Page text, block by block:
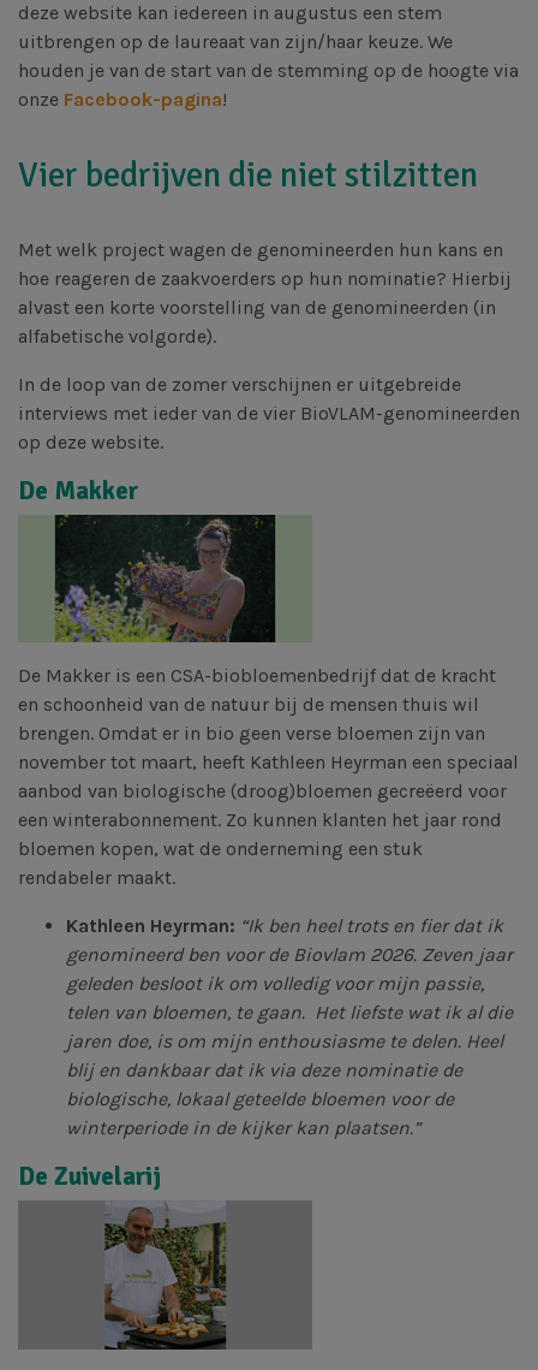
deze website kan iedereen in augustus een stem
uitbrengen op de laureaat van zijn/haar keuze. We
houden je van de start van de stemming op de hoogte via
onze Facebook-pagina!
Vier bedrijven die niet stilzitten
Met welk project wagen de genomineerden hun kans en
hoe reageren de zaakvoerders op hun nominatie? Hierbij
alvast een korte voorstelling van de genomineerden (in
alfabetische volgorde).
In de loop van de zomer verschijnen er uitgebreide
interviews met ieder van de vier BioVLAM-genomineerden
op deze website.
De Makker
De Makker is een CSA-biobloemenbedrijf dat de kracht
en schoonheid van de natuur bij de mensen thuis wil
brengen. Omdat er in bio geen verse bloemen zijn van
november tot maart, heeft Kathleen Heyrman een speciaal
aanbod van biologische (droog)bloemen gecreëerd voor
een winterabonnement. Zo kunnen klanten het jaar rond
bloemen kopen, wat de onderneming een stuk
rendabeler maakt.
Kathleen Heyrman: “Ik ben heel trots en fier dat ik
genomineerd ben voor de Biovlam 2026. Zeven jaar
geleden besloot ik om volledig voor mijn passie,
telen van bloemen, te gaan. Het liefste wat ik al die
jaren doe, is om mijn enthousiasme te delen. Heel
blij en dankbaar dat ik via deze nominatie de
biologische, lokaal geteelde bloemen voor de
winterperiode in de kijker kan plaatsen.”
De Zuivelarij